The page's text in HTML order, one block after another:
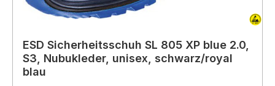
ESD Sicherheitsschuh SL 805 XP blue 2.0,
S3, Nubukleder, unisex, schwarz/royal
blau